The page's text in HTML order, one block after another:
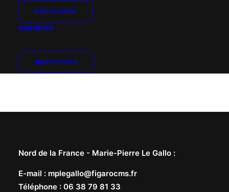
DÉCOUVRIR
CONTACTS
BOUTIQUE
Nord de la France - Marie-Pierre Le Gallo :
E-mail : mplegallo@figarocms.fr
Téléphone : 06 38 79 81 33